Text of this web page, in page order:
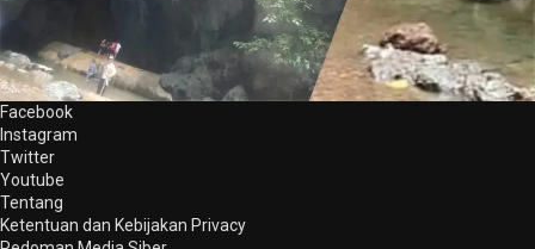
Facebook
Instagram
Twitter
Youtube
Tentang
Ketentuan dan Kebijakan Privacy